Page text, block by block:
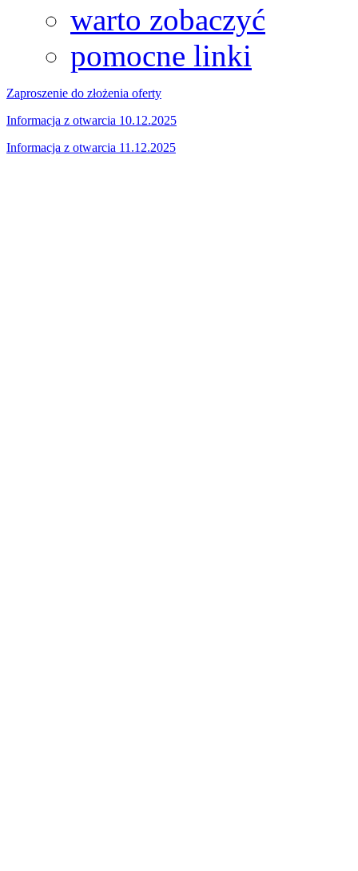
warto zobaczyć
pomocne linki
Zaproszenie do złożenia oferty
Informacja z otwarcia 10.12.2025
Informacja z otwarcia 11.12.2025